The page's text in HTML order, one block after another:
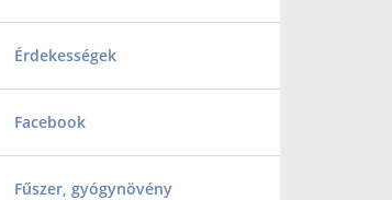
Érdekességek
Facebook
Fűszer, gyógynövény